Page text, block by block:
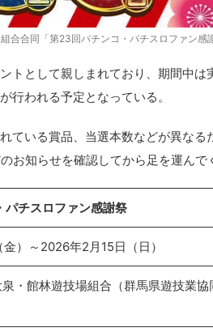
合合同「第23回パチンコ・パチスロファン感
トとして親しまれており、期間中は
行われる予定となっている。
ている賞品、当選本数などが異なる
お知らせを確認してから足を運んで
チスロファン感謝祭
）～2026年2月15日（日）
・館林遊技場組合（群馬県遊技業協